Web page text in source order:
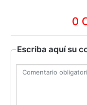
0
Escriba aquí su